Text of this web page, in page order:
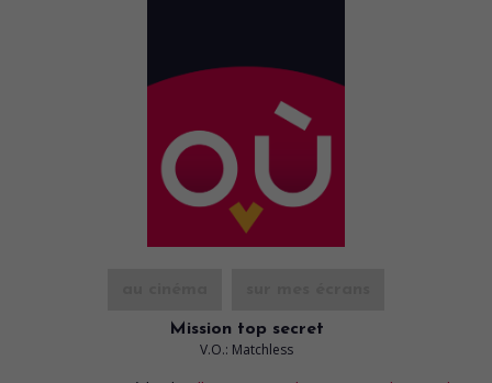
Mission top secret
V.O.: Matchless